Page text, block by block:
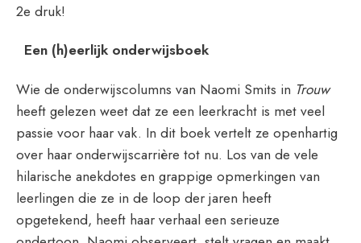
2e druk!
Een (h)eerlijk onderwijsboek
Wie de onderwijscolumns van Naomi Smits in Trouw
heeft gelezen weet dat ze een leerkracht is met veel
passie voor haar vak. In dit boek vertelt ze openhartig
over haar onderwijscarrière tot nu. Los van de vele
hilarische anekdotes en grappige opmerkingen van
leerlingen die ze in de loop der jaren heeft
opgetekend, heeft haar verhaal een serieuze